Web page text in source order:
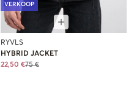
VERKOOP
RYVLS
HYBRID JACKET
22,50 €75 €